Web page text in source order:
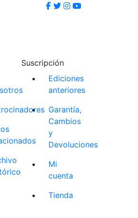
Suscripción
Ediciones
anteriores
Garantía,
Cambios
y
Devoluciones
Mi
cuenta
Tienda